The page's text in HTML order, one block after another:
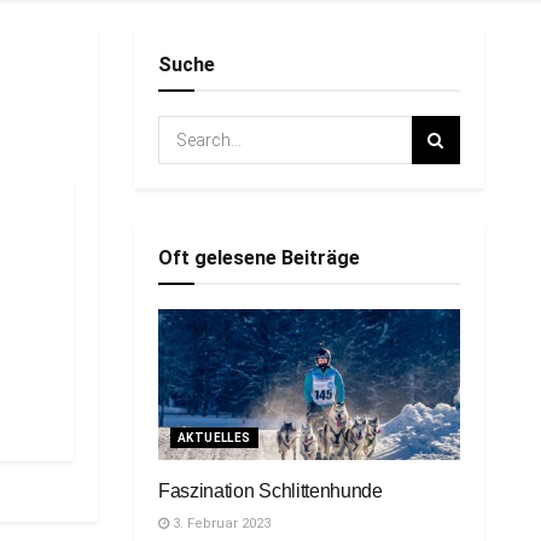
Suche
Oft gelesene Beiträge
AKTUELLES
Faszination Schlittenhunde
3. Februar 2023